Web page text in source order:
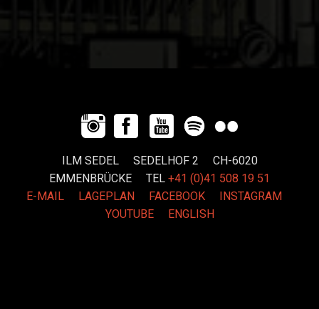
ILM SEDEL SEDELHOF 2 CH-6020
EMMENBRÜCKE TEL+41 (0)41 508 19 51
E-MAIL
LAGEPLAN FACEBOOK
INSTAGRAM
YOUTUBE
ENGLISH